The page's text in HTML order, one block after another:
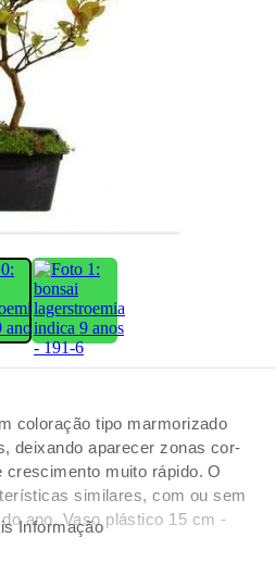
coloração tipo marmorizado
deixando aparecer zonas cor-
crescimento muito rápido. O
similares, com ou sem
ano. Vaso plástico 15 cm -